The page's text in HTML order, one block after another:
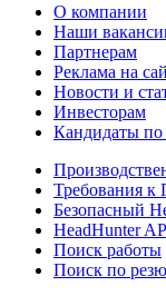
О компании
Наши
Партнерам
Реклама на
Новости и
Инвесторам
Кандидаты по
Требования к
Безопасный
HeadHunter
Поиск работы
Поиск по